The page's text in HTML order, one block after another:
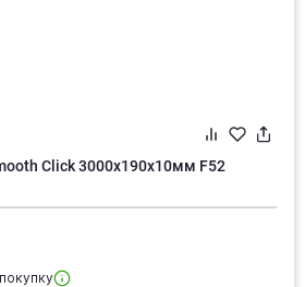
Click 3000х190х10мм F52